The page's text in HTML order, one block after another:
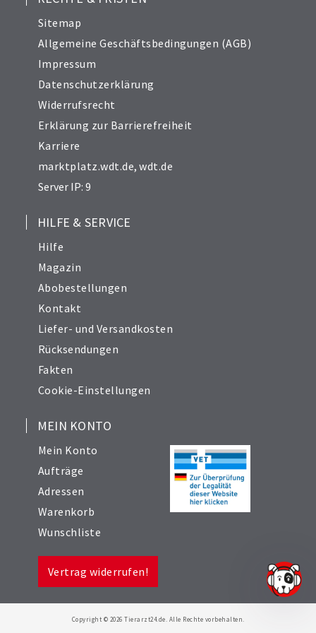
Sitemap
Allgemeine Geschäftsbedingungen (AGB)
Impressum
Datenschutzerklärung
Widerrufsrecht
Erklärung zur Barrierefreiheit
Karriere
marktplatz.wdt.de,wdt.de
Server IP: 9
HILFE & SERVICE
Hilfe
Magazin
Abobestellungen
Kontakt
Liefer- und Versandkosten
Rücksendungen
Fakten
Cookie-Einstellungen
MEIN KONTO
Mein Konto
Aufträge
Adressen
Warenkorb
Wunschliste
Vertrag widerrufen!
Copyright © 2026 Tierarzt24.de. Alle Rechte vorbehalten.